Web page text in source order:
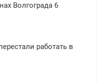
Волгограда 6
работать в